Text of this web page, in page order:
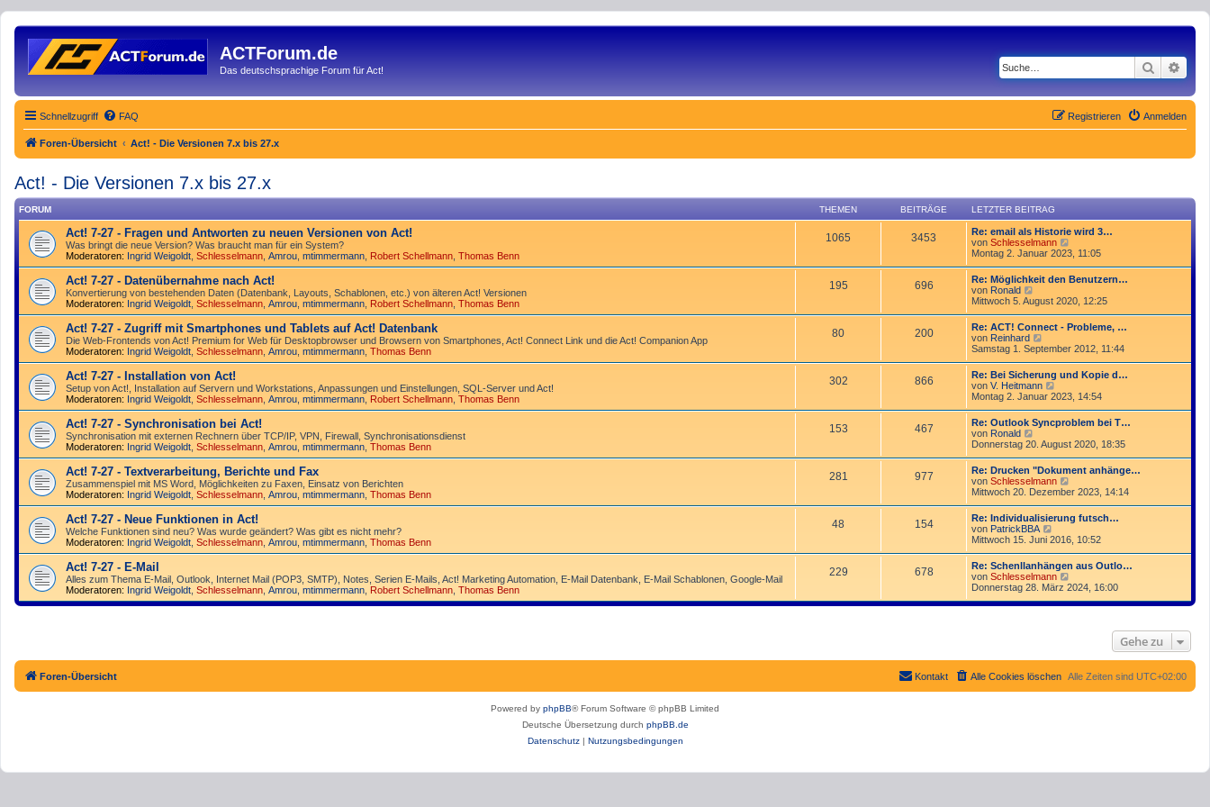
ACTForum.de
Das deutschsprachige Forum für Act! Suche
Schnellzugriff FAQ Anmelden
Registrieren
Foren-Übersicht Act! - Die Versionen 7.x bis 27.x
Act! - Die Versionen 7.x bis 27.x
FORUM THEMEN BEITRÄGE LETZTER BEITRAG
Act! 7-27 - Fragen und Antworten zu neuen Versionen von Act!
Was bringt die neue Version? Was braucht man für ein System?
Moderatoren: Ingrid Weigoldt Schlesselmann Amrou mtimmermann Robert Schellmann Thomas Benn
1065 3453
Re: email als Historie wird 3…
von Schlesselmann
e
e
s
t
e
r
B
i
t
r
a
g
Montag 2. Januar 2023, 11:05
Act! 7-27 - Datenübernahme nach Act!
Konvertierung von bestehenden Daten (Datenbank, Layouts, Schablonen, etc.) von älteren Act! Versionen
Moderatoren: Ingrid Weigoldt Schlesselmann Amrou mtimmermann Robert Schellmann Thomas Benn
195 696
Re: Möglichkeit den Benutzern…
von Ronald
e
s
t
e
r
B
e
i
t
r
a
g
Mittwoch 5. August 2020, 12:25
Act! 7-27 - Zugriff mit Smart­phones und Tablets auf Act! Datenbank
Die Web-Frontends von Act! Premium for Web für Desktop­browser und Browsern von Smart­phones, Act! Connect Link und die Act! Companion App
Moderatoren: Ingrid Weigoldt Schlesselmann Amrou mtimmermann Thomas Benn
80 200
Re: ACT! Connect - Probleme, …
von Reinhard
e
s
e
r
B
i
t
r
a
g
Samstag 1. September 2012, 11:44
Act! 7-27 - Installation von Act!
Setup von Act!, Installation auf Servern und Workstations, Anpassungen und Einstellungen, SQL-Server und Act!
Moderatoren: Ingrid Weigoldt Schlesselmann Amrou mtimmermann Robert Schellmann Thomas Benn
302 866
Re: Bei Sicherung und Kopie d…
von V. Heitmann
e
s
e
r
B
e
i
t
r
a
g
Montag 2. Januar 2023, 14:54
Act! 7-27 - Synchronisation bei Act!
Synchro­nisation mit externen Rechnern über TCP/IP, VPN, Firewall, Synchroni­sations­dienst
Moderatoren: Ingrid Weigoldt Schlesselmann Amrou mtimmermann Thomas Benn
153 467
Re: Outlook Syncproblem bei T…
von Ronald
e
e
s
t
e
r
B
e
i
t
r
a
g
Donnerstag 20. August 2020, 18:35
Act! 7-27 - Text­­ver­arbei­tung, Berichte und Fax
Zusammenspiel mit MS Word, Möglichkeiten zu Faxen, Einsatz von Berichten
Moderatoren: Ingrid Weigoldt Schlesselmann Amrou mtimmermann Thomas Benn
281 977
Re: Drucken "Dokument anhänge…
von Schlesselmann
e
s
t
e
r
B
i
t
r
Mittwoch 20. Dezember 2023, 14:14
Act! 7-27 - Neue Funktionen in Act!
Welche Funktionen sind neu? Was wurde geändert? Was gibt es nicht mehr?
Moderatoren: Ingrid Weigoldt Schlesselmann Amrou mtimmermann Thomas Benn
48 154
Re: Individualisierung futsch…
von PatrickBBA
e
s
t
e
r
g
Mittwoch 15. Juni 2016, 10:52
Act! 7-27 - E-Mail
Alles zum Thema E-Mail, Outlook, Internet Mail (POP3, SMTP), Notes, Serien E-Mails, Act! Marketing Automation, E-Mail Datenbank, E-Mail Schablonen, Google-Mail
Moderatoren: Ingrid Weigoldt Schlesselmann Amrou mtimmermann Robert Schellmann Thomas Benn
229 678
Re: Schenllanhängen aus Outlo…
von Schlesselmann
e
e
B
e
t
Donnerstag 28. März 2024, 16:00
Gehe zu
Foren-Übersicht Alle Zeiten sind UTC+02:00
Alle Cookies löschen
Kontakt
Powered by phpBB® Forum Software © phpBB Limited
Deutsche Übersetzung durch phpBB.de
Datenschutz| Nutzungsbedingungen